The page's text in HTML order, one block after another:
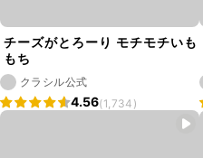
チーズがとろーり モチモチいも
もち
クラシル公式
4.56(1,734)